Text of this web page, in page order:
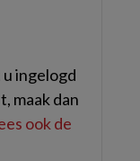
ingelogd
maak dan
ook de